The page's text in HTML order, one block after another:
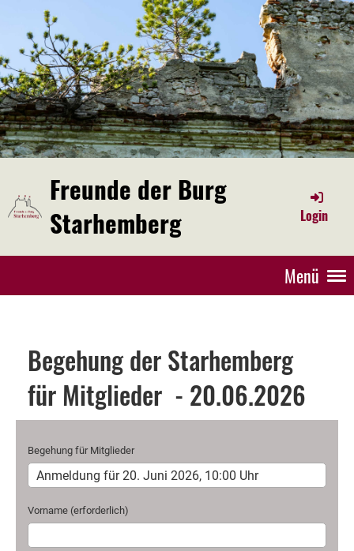
Freunde der Burg
Starhemberg
Login
Menü
Begehung der Starhemberg
für Mitglieder - 20.06.2026
Begehung für Mitglieder
Vorname (erforderlich)